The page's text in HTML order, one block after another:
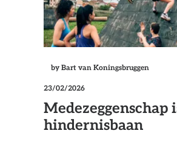
by Bart van Koningsbruggen
23/02/2026
Medezeggenschap
hindernisbaan